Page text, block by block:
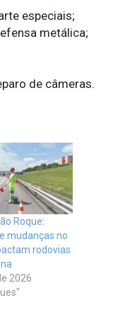
especiais;
metálica;
de câmeras.
Roque:
mudanças no
rodovias
2026